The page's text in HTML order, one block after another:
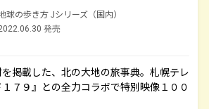
球の歩き方 Jシリーズ（国内）
発売
掲載した、北の大地の旅事典。札幌テレ
７９』との全力コラボで特別映像１００